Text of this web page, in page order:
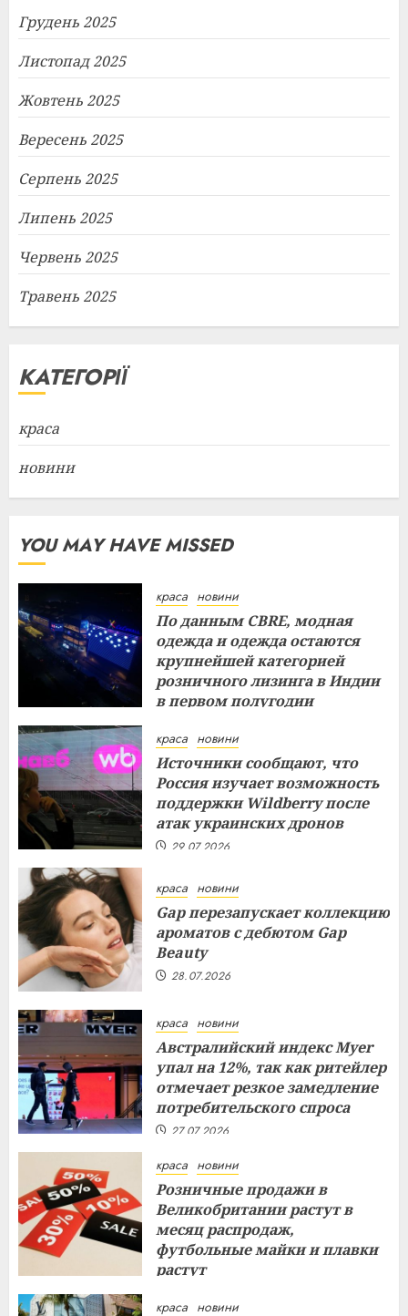
Грудень 2025
Листопад 2025
Жовтень 2025
Вересень 2025
Серпень 2025
Липень 2025
Червень 2025
Травень 2025
КАТЕГОРІЇ
краса
новини
YOU MAY HAVE MISSED
краса новини
По данным CBRE, модная
одежда и одежда остаются
крупнейшей категорией
розничного лизинга в Индии
в первом полугодии
краса новини
Источники сообщают, что
Россия изучает возможность
поддержки Wildberry после
атак украинских дронов
29.07.2026
краса новини
Gap перезапускает коллекцию
ароматов с дебютом Gap
Beauty
28.07.2026
краса новини
Австралийский индекс Myer
упал на 12%, так как ритейлер
отмечает резкое замедление
потребительского спроса
27.07.2026
краса новини
Розничные продажи в
Великобритании растут в
месяц распродаж,
футбольные майки и плавки
растут
краса новини